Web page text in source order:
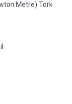
Metre) Tork